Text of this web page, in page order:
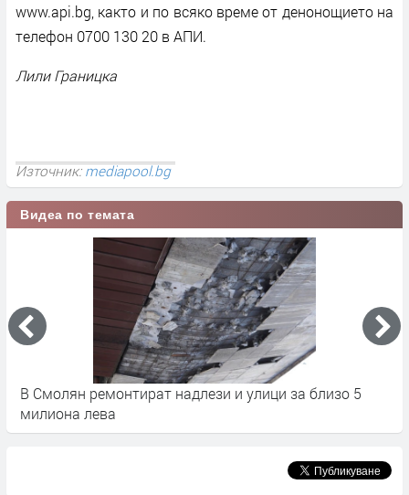
www.api.bg, както и по всяко време от денонощието на
телефон 0700 130 20 в АПИ.
Лили Границка
Източник: mediapool.bg
Видеа по темата
В Смолян ремонтират надлези и улици за близо 5
милиона лева